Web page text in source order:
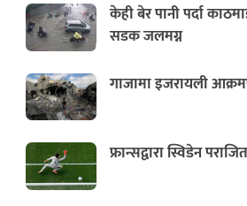
केही बेर पानी पर्दा
सडक जलमग्न
गाजामा इजरायली
फ्रान्सद्वारा स्विडेन पराजित